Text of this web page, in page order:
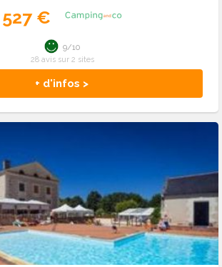
527 €
+ d'infos >
9/10
28 avis sur 2 sites